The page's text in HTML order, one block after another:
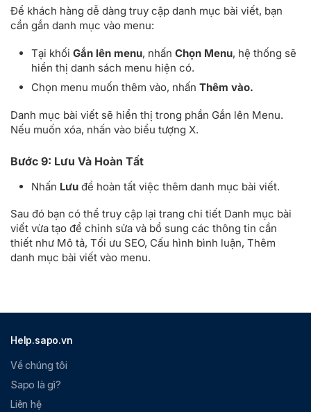
Để khách hàng dễ dàng truy cập danh mục bài viết, bạn
cần gắn danh mục vào menu:
Tại khối Gắn lên menu, nhấn Chọn Menu, hệ thống sẽ
hiển thị danh sách menu hiện có.
Chọn menu muốn thêm vào, nhấn Thêm vào.
Danh mục bài viết sẽ hiển thị trong phần Gắn lên Menu.
Nếu muốn xóa, nhấn vào biểu tượng X.
Bước 9: Lưu Và Hoàn Tất
Nhấn Lưu để hoàn tất việc thêm danh mục bài viết.
Sau đó bạn có thể truy cập lại trang chi tiết Danh mục bài
viết vừa tạo để chỉnh sửa và bổ sung các thông tin cần
thiết như Mô tả, Tối ưu SEO, Cấu hình bình luận, Thêm
danh mục bài viết vào menu.
Help.sapo.vn
Về chúng tôi
Sapo là gì?
Liên hệ